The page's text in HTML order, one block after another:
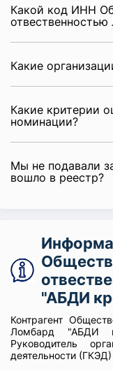
Какой код ИНН
Какие
Какие критерии
номинации?
Мы не подавали
вошло в реестр?
"АБДИ
Контрагент
Ломбард "АБДИ
Руководитель
деятельности